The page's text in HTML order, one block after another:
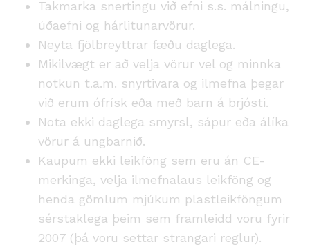
Takmarka snertingu við efni s.s. málningu,
úðaefni og hárlitunarvörur.
Neyta fjölbreyttrar fæðu daglega.
Mikilvægt er að velja vörur vel og minnka
notkun t.a.m. snyrtivara og ilmefna þegar
við erum ófrísk eða með barn á brjósti.
Nota ekki daglega smyrsl, sápur eða álíka
vörur á ungbarnið.
Kaupum ekki leikföng sem eru án CE-
merkinga, velja ilmefnalaus leikföng og
henda gömlum mjúkum plastleikföngum
sérstaklega þeim sem framleidd voru fyrir
2007 (þá voru settar strangari reglur).